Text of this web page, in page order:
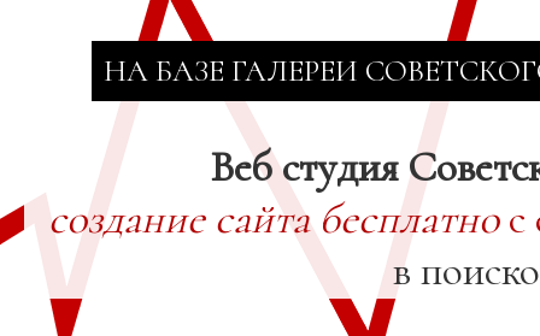
НА БАЗЕ ГАЛЕРЕИ
Веб студия
создание сайта бесплатнос
в